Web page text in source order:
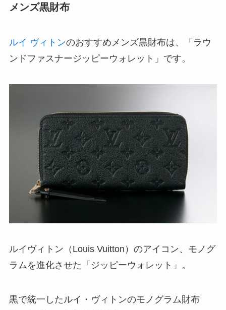
メンズ黒財布
ルイ ヴィトンのおすすめメンズ黒財布は、「ラウ
ンドファスナージッピーウォレット」です。
ルイヴィトン（Louis Vuitton）のアイコン、モノグ
ラムを進化させた「ジッピーウォレット」。
黒で統一したルイ・ヴィトンのモノグラム財布